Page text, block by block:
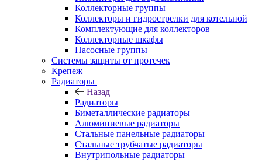
Коллекторные группы
Коллекторы и гидрострелки для котельной
Комплектующие для коллекторов
Коллекторные шкафы
Насосные группы
Системы защиты от протечек
Крепеж
Радиаторы
Назад
Радиаторы
Биметаллические радиаторы
Алюминиевые радиаторы
Стальные панельные радиаторы
Стальные трубчатые радиаторы
Внутрипольные радиаторы